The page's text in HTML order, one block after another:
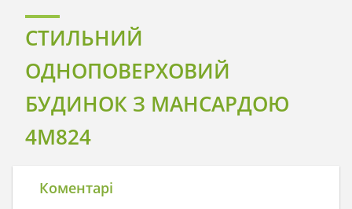
СТИЛЬНИЙ
ОДНОПОВЕРХОВИЙ
БУДИНОК З МАНСАРДОЮ
4M824
Коментарі